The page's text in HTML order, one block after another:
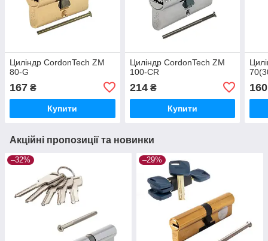
Циліндр CordonTech ZM
80-G
167 ₴
Купити
Циліндр CordonTech ZM
100-CR
214₴
Купити
160
Акційні пропозиції та новинки
–32% –29%